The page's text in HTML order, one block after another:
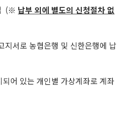
(※ 납부 외에 별도의 신청절차 없
지서로 농협은행 및 신한은행에 납
어 있는 개인별 가상계좌로 계좌